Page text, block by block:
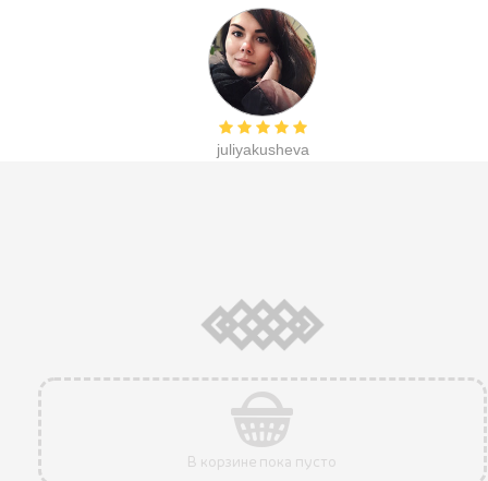
juliyakusheva
В корзине пока пусто